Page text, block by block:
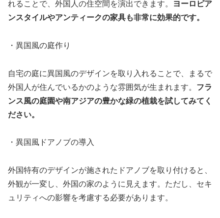
れることで、外国人の住空間を演出できます。
ヨーロピア
ンスタイルやアンティークの家具も非常に効果的です。
・異国風の庭作り
自宅の庭に異国風のデザインを取り入れることで、まるで
外国人が住んでいるかのような雰囲気が生まれます。 フラ
ンス風の庭園や南アジアの豊かな緑の植栽を試してみてく
ださい。
・異国風ドアノブの導入
外国特有のデザインが施されたドアノブを取り付けると、
外観が一変し、外国の家のように見えます。ただし、セキ
ュリティへの影響を考慮する必要があります。